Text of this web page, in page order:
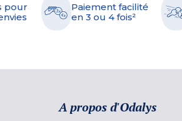
pour
Paiement facilité
en 3 ou 4 fois²
A propos d'Odalys